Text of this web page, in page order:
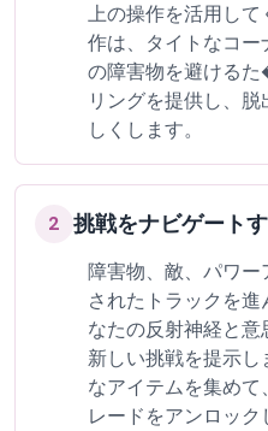
上の操作を活用し
作は、タイトなコ
の障害物を避ける
リングを提供し、
しくします。
2 挑戦をナビゲート
障害物、敵、パワ
されたトラックを
なたの反射神経と
新しい挑戦を提示
なアイテムを集め
レードをアンロッ